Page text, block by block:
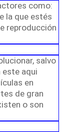
como:
la que estés
reproducción
salvo
este aqui
en
de gran
o son